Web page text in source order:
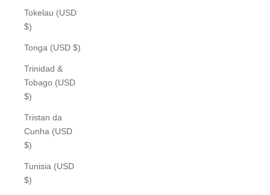
Tokelau (USD
$)
Tonga (USD $)
Trinidad &
Tobago (USD
$)
Tristan da
Cunha (USD
$)
Tunisia (USD
$)